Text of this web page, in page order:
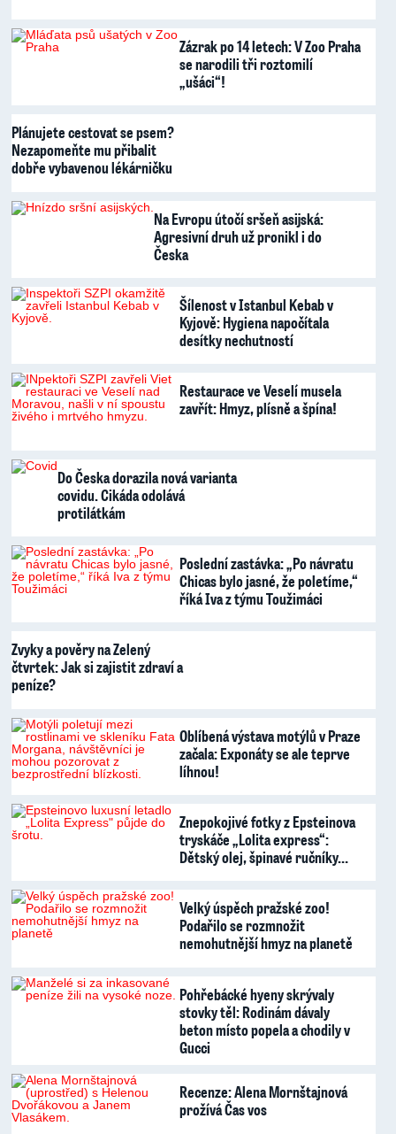
Zázrak po 14 letech: V Zoo Praha
se narodili tři roztomilí
„ušáci“!
Plánujete cestovat se psem?
Nezapomeňte mu přibalit
dobře vybavenou lékárničku
Na Evropu útočí sršeň asijská:
Agresivní druh už pronikl i do
Česka
Šílenost v Istanbul Kebab v
Kyjově: Hygiena napočítala
desítky nechutností
Restaurace ve Veselí musela
zavřít: Hmyz, plísně a špína!
Do Česka dorazila nová varianta
covidu. Cikáda odolává
protilátkám
Poslední zastávka: „Po návratu
Chicas bylo jasné, že poletíme,“
říká Iva z týmu Toužimáci
Zvyky a pověry na Zelený
čtvrtek: Jak si zajistit zdraví a
peníze?
Oblíbená výstava motýlů v Praze
začala: Exponáty se ale teprve
líhnou!
Znepokojivé fotky z Epsteinova
tryskáče „Lolita express“:
Dětský olej, špinavé ručníky…
Velký úspěch pražské zoo!
Podařilo se rozmnožit
nemohutnější hmyz na planetě
Pohřebácké hyeny skrývaly
stovky těl: Rodinám dávaly
beton místo popela a chodily v
Gucci
Recenze: Alena Mornštajnová
prožívá Čas vos